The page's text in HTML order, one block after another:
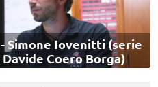
Simone Iovenitti (serie
Davide Coero Borga)